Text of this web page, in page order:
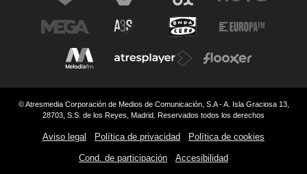
© Atresmedia Corporación de Medios de Comunicación, S.A - A. Isla Graciosa 13,
28703, S.S. de los Reyes, Madrid. Reservados todos los derechos
Aviso legal Política de privacidad Política de cookies
Cond. de participación Accesibilidad